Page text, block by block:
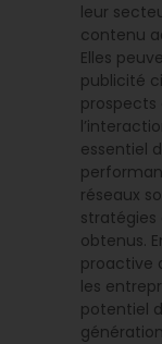
leur
contenu
Elles
publicité
prospects
essentiel
réseaux
obtenus.
proactive
les
potentiel